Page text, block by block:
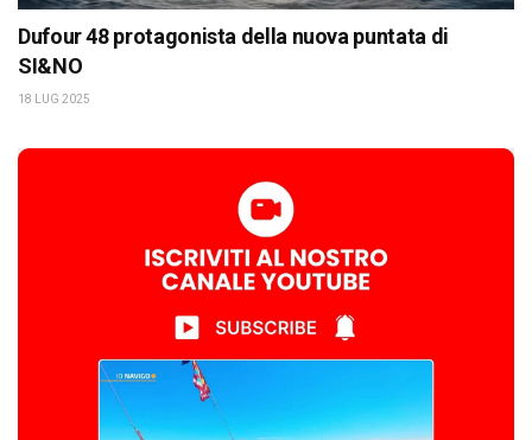
Dufour 48 protagonista della nuova puntata di
SI&NO
18 LUG 2025